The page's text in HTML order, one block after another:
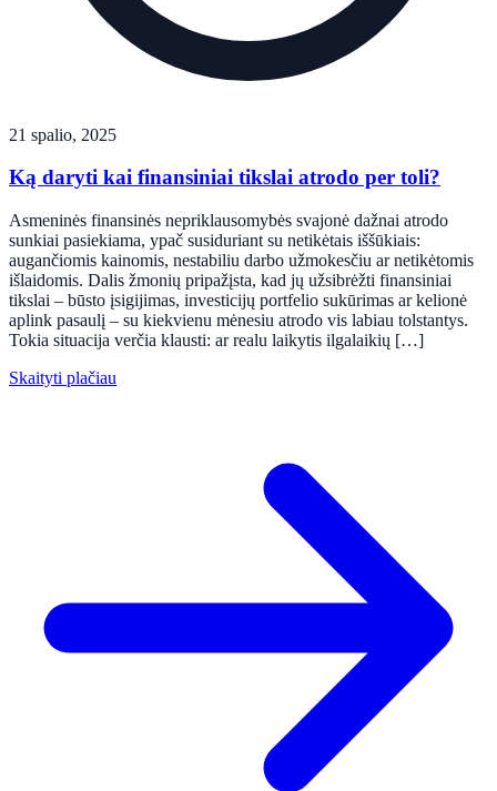
21 spalio, 2025
Ką daryti kai finansiniai tikslai atrodo per toli?
Asmeninės finansinės nepriklausomybės svajonė dažnai atrodo
sunkiai pasiekiama, ypač susiduriant su netikėtais iššūkiais:
augančiomis kainomis, nestabiliu darbo užmokesčiu ar netikėtomis
išlaidomis. Dalis žmonių pripažįsta, kad jų užsibrėžti finansiniai
tikslai – būsto įsigijimas, investicijų portfelio sukūrimas ar kelionė
aplink pasaulį – su kiekvienu mėnesiu atrodo vis labiau tolstantys.
Tokia situacija verčia klausti: ar realu laikytis ilgalaikių […]
Skaityti plačiau